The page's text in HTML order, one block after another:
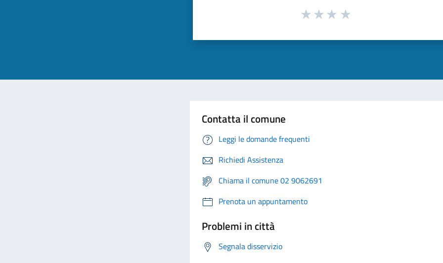
Contatta il comune
Leggi le domande frequenti
Richiedi Assistenza
Chiama il comune 02 9062691
Prenota un appuntamento
Problemi in città
Segnala disservizio